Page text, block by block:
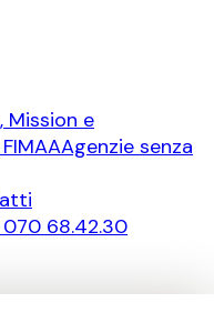
Mission e
Agenzie senza
68.42.30